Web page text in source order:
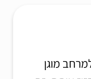
מוגן